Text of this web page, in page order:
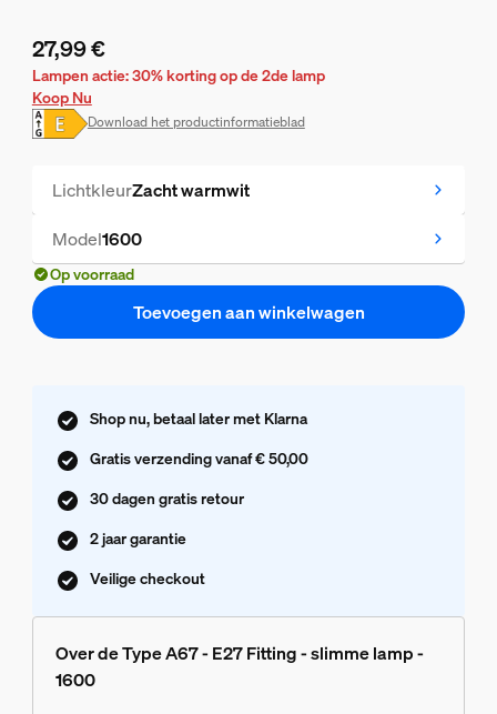
De huidige prijs is 27,99 €
27,99 €
Lampen actie: 30% korting op de 2de lamp
Koop Nu
Download het productinformatieblad
LichtkleurZacht warmwit
Model1600
Op voorraad
Toevoegen aan winkelwagen
Shop nu, betaal later met Klarna
Gratis verzending vanaf € 50,00
30 dagen gratis retour
2 jaar garantie
Veilige checkout
Over de Type A67 - E27 Fitting - slimme lamp -
1600